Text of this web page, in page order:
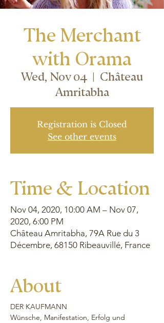
The Merchant
with Orama
Wed, Nov 04
  |
Château
Amritabha
Registration is Closed
See other events
Time & Location
Nov 04, 2020, 10:00 AM – Nov 07,
2020, 6:00 PM
Château Amritabha, 79A Rue du 3
Décembre, 68150 Ribeauvillé, France
About
DER KAUFMANN
Wünsche, Manifestation, Erfolg und